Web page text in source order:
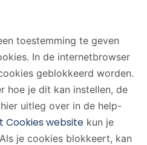
toestemming te geven
In de internetbrowser
geblokkeerd worden.
hoe je dit kan instellen, de
uitleg over in de help-
Cookies website kun je
je cookies blokkeert, kan